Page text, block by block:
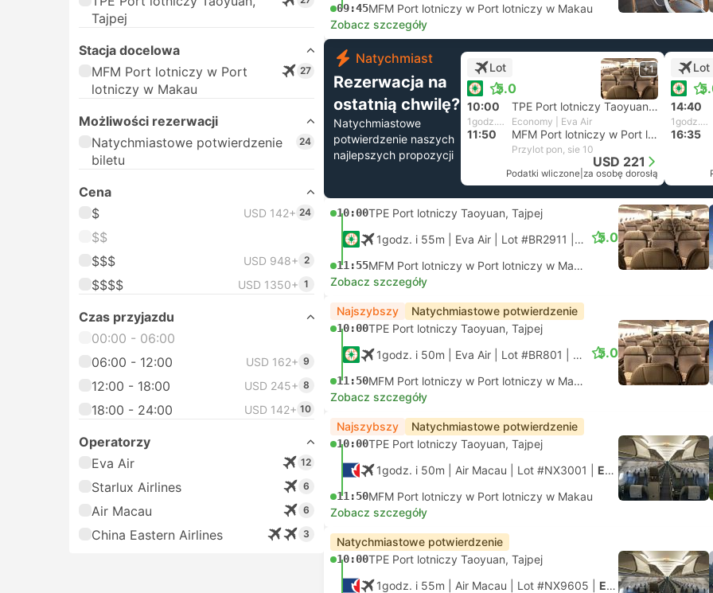
Tajpej
Stacja docelowa
MFM Port lotniczy w Port
lotniczy w Makau
27
Możliwości rezerwacji
Natychmiastowe potwierdzenie
biletu
24
Cena
$
USD 142+ 24
$$
$$$
USD 948+ 2
$$$$ USD 1350+ 1
Czas przyjazdu
00:00 - 06:00
06:00 - 12:00
USD 162+ 9
12:00 - 18:00 USD 245+ 8
18:00 - 24:00 USD 142+ 10
Operatorzy
Eva Air
12
Starlux Airlines 6
Air Macau 6
China Eastern Airlines 3
09:45MFM Port lotniczy w Port lotniczy w Makau
Zobacz szczegóły
Natychmiast
Rezerwacja na
ostatnią chwilę?
Natychmiastowe
potwierdzenie naszych
najlepszych propozycji
Lot
5.0
+1
10:00 TPE Port lotniczy Taoyuan, Tajpej
1godz. i 50m Economy | Eva Air
11:50 MFM Port lotniczy w Port lotniczy w Makau
Przylot pon, sie 10
USD 221
Podatki wliczone za osobę dorosłą
Lot
14:40
1godz. i 55m
16:35
10:00TPE Port lotniczy Taoyuan, Tajpej
1godz. i 55m | Eva Air Lot #BR2911 Economy
11:55 MFM Port lotniczy w Port lotniczy w Makau
5.0
Zobacz szczegóły
Najszybszy Natychmiastowe potwierdzenie
10:00TPE Port lotniczy Taoyuan, Tajpej
1godz. i 50m | Eva Air Lot #BR801 Economy
11:50 MFM Port lotniczy w Port lotniczy w Makau
5.0
Zobacz szczegóły
Najszybszy Natychmiastowe potwierdzenie
10:00TPE Port lotniczy Taoyuan, Tajpej
1godz. i 50m | Air Macau Lot #NX3001 Economy
11:50MFM Port lotniczy w Port lotniczy w Makau
Zobacz szczegóły
Natychmiastowe potwierdzenie
10:00TPE Port lotniczy Taoyuan, Tajpej
1godz. i 55m | Air Macau Lot #NX9605 Economy